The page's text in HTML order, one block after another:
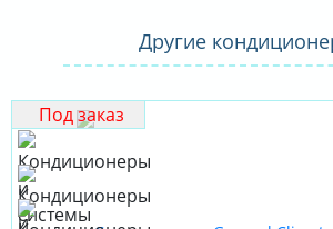
Другие
Под заказ